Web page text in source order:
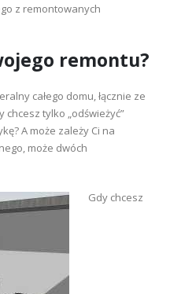
z remontowanych
remontu?
całego domu, łącznie ze
chcesz tylko „odświeżyć”
A może zależy Ci na
może dwóch
Gdy chcesz